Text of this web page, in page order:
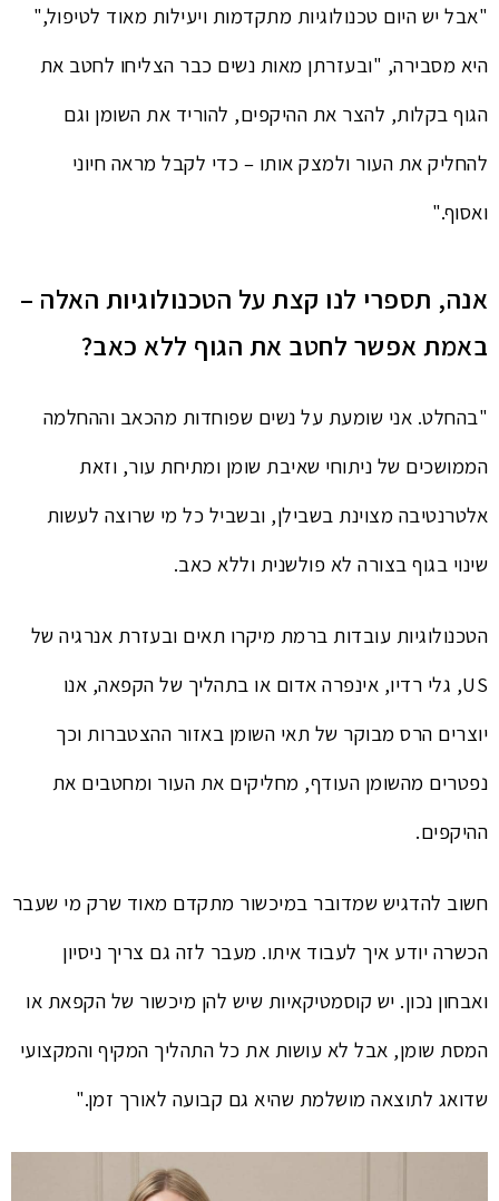
"אבל יש היום טכנולוגיות מתקדמות ויעילות מאוד לטיפול,"
היא מסבירה, "ובעזרתן מאות נשים כבר הצליחו לחטב את
הגוף בקלות, להצר את ההיקפים, להוריד את השומן וגם
להחליק את העור ולמצק אותו – כדי לקבל מראה חיוני
ואסוף."
אנה, תספרי לנו קצת על הטכנולוגיות האלה –
באמת אפשר לחטב את הגוף ללא כאב?
"בהחלט. אני שומעת על נשים שפוחדות מהכאב וההחלמה
הממושכים של ניתוחי שאיבת שומן ומתיחת עור, וזאת
אלטרנטיבה מצוינת בשבילן, ובשביל כל מי שרוצה לעשות
שינוי בגוף בצורה לא פולשנית וללא כאב.
הטכנולוגיות עובדות ברמת מיקרו תאים ובעזרת אנרגיה של
US, גלי רדיו, אינפרה אדום או בתהליך של הקפאה, אנו
יוצרים הרס מבוקר של תאי השומן באזור ההצטברות וכך
נפטרים מהשומן העודף, מחליקים את העור ומחטבים את
ההיקפים.
חשוב להדגיש שמדובר במיכשור מתקדם מאוד שרק מי שעבר
הכשרה יודע איך לעבוד איתו. מעבר לזה גם צריך ניסיון
ואבחון נכון. יש קוסמטיקאיות שיש להן מיכשור של הקפאת או
המסת שומן, אבל לא עושות את כל התהליך המקיף והמקצועי
שדואג לתוצאה מושלמת שהיא גם קבועה לאורך זמן."